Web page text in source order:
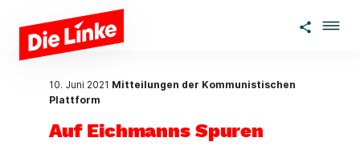
Zum Hauptinhalt springen
10. Juni 2021 Mitteilungen der Kommunistischen
Plattform
Auf Eichmanns Spuren